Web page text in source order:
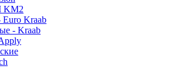
KM2
Euro Kraab
- Kraab